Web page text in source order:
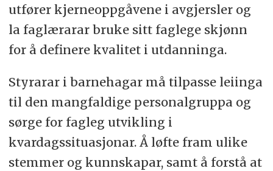
utfører kjerneoppgåvene i avgjersler og
la faglærarar bruke sitt faglege skjønn
for å definere kvalitet i utdanninga.
Styrarar i barnehagar må tilpasse leiinga
til den mangfaldige personalgruppa og
sørge for fagleg utvikling i
kvardagssituasjonar. Å løfte fram ulike
stemmer og kunnskapar, samt å forstå at